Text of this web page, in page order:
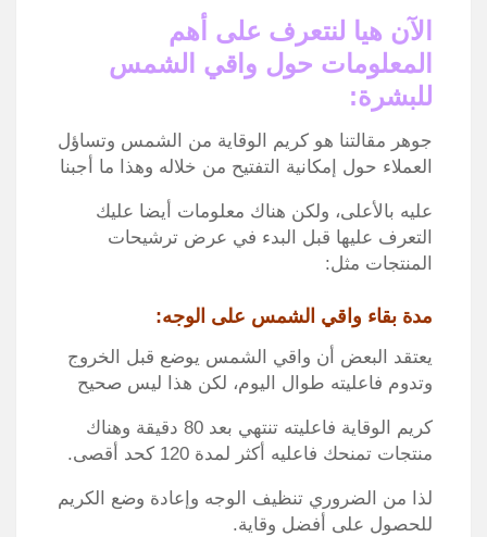
الآن هيا لنتعرف على أهم
المعلومات حول واقي الشمس
للبشرة:
جوهر مقالتنا هو كريم الوقاية من الشمس وتساؤل
العملاء حول إمكانية التفتيح من خلاله وهذا ما أجبنا
عليه بالأعلى، ولكن هناك معلومات أيضا عليك
التعرف عليها قبل البدء في عرض ترشيحات
المنتجات مثل:
مدة بقاء واقي الشمس على الوجه:
يعتقد البعض أن واقي الشمس يوضع قبل الخروج
وتدوم فاعليته طوال اليوم، لكن هذا ليس صحيح
كريم الوقاية فاعليته تنتهي بعد 80 دقيقة وهناك
منتجات تمنحك فاعليه أكثر لمدة 120 كحد أقصى
.
لذا من الضروري تنظيف الوجه وإعادة وضع الكريم
للحصول على أفضل وقاية.